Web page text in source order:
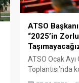
ATSO
“2025’in
ATSO Ocak
Toplantısı’nda